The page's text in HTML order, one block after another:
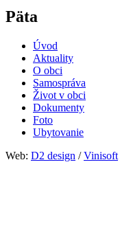
Päta
Úvod
Aktuality
O obci
Samospráva
Život v obci
Dokumenty
Foto
Ubytovanie
Web: D2 design /Vinisoft